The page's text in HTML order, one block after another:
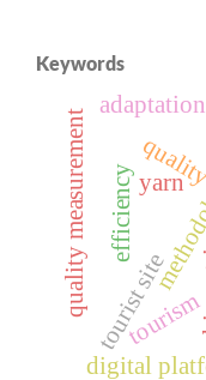
Keywords
yarn
efficiency
tourist site
digital
tourism
quality measurement